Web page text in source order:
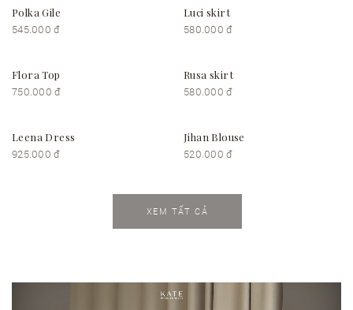
Polka Gile
545.000 đ
Luci skirt
580.000 đ
Flora Top
750.000 đ
Rusa skirt
580.000 đ
Leena Dress
925.000 đ
Jihan Blouse
520.000 đ
XEM TẤT CẢ